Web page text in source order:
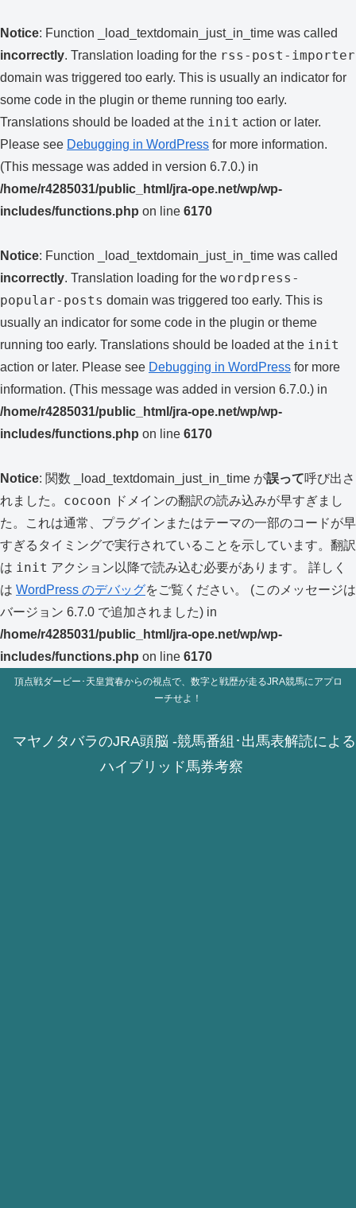
Notice: Function _load_textdomain_just_in_time was called
incorrectly. Translation loading for the rss-post-importer
domain was triggered too early. This is usually an indicator for
some code in the plugin or theme running too early.
Translations should be loaded at the init action or later.
Please see Debugging in WordPress for more information.
(This message was added in version 6.7.0.) in
/home/r4285031/public_html/jra-ope.net/wp/wp-
includes/functions.php on line 6170
Notice: Function _load_textdomain_just_in_time was called
incorrectly. Translation loading for the wordpress-
popular-posts domain was triggered too early. This is
usually an indicator for some code in the plugin or theme
running too early. Translations should be loaded at the init
action or later. Please see Debugging in WordPress for more
information. (This message was added in version 6.7.0.) in
/home/r4285031/public_html/jra-ope.net/wp/wp-
includes/functions.php on line 6170
Notice: 関数 _load_textdomain_just_in_time が誤って呼び出さ
れました。 cocoon ドメインの翻訳の読み込みが早すぎまし
た。これは通常、プラグインまたはテーマの一部のコードが早
すぎるタイミングで実行されていることを示しています。翻訳
は init アクション以降で読み込む必要があります。 詳しく
は WordPress のデバッグをご覧ください。 (このメッセージは
バージョン 6.7.0 で追加されました) in
/home/r4285031/public_html/jra-ope.net/wp/wp-
includes/functions.php on line 6170
頂点戦ダービー･天皇賞春からの視点で、数字と戦歴が走るJRA競馬にアプロ
ーチせよ！
マヤノタバラのJRA頭脳 -競馬番組･出馬表解読による
ハイブリッド馬券考察